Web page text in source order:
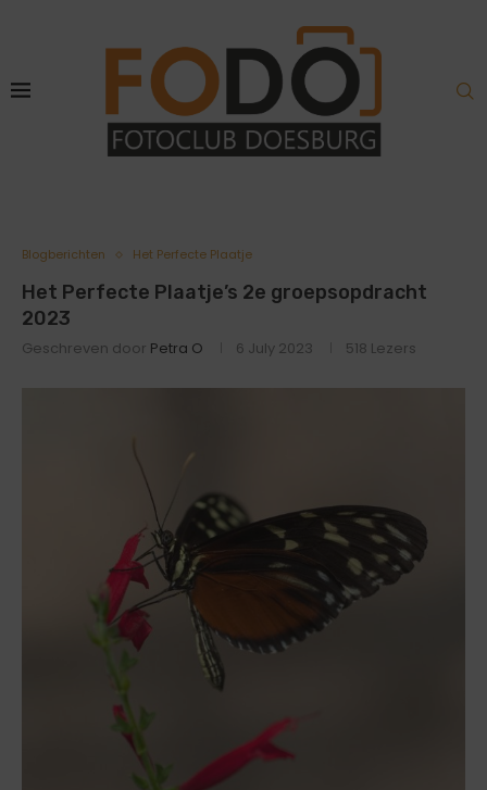
Blogberichten Het Perfecte Plaatje
Het Perfecte Plaatje’s 2e groepsopdracht
2023
Geschreven door Petra O 6 July 2023 518 Lezers